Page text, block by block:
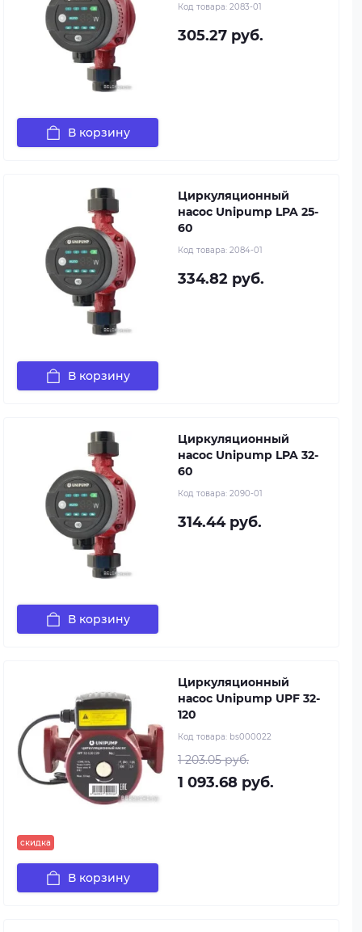
Код товара: 2083-01
305.27 руб.
В корзину
Циркуляционный
насос Unipump LPA 25-
60
Код товара: 2084-01
334.82 руб.
В корзину
Циркуляционный
насос Unipump LPA 32-
60
Код товара: 2090-01
314.44 руб.
В корзину
скидка
Циркуляционный
насос Unipump UPF 32-
120
Код товара: bs000022
1 203.05 руб.
1 093.68 руб.
В корзину